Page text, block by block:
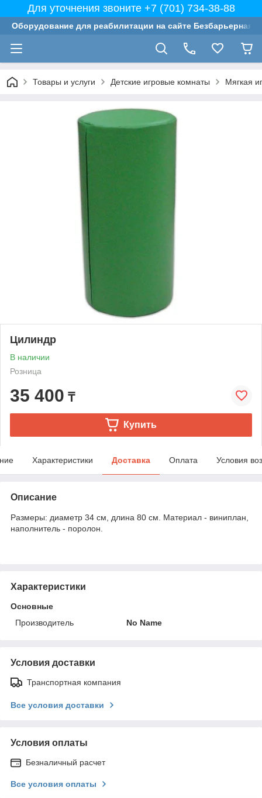
Для уточнения звоните +7 (701) 734-38-88
Оборудование для реабилитации на сайте Безбарьерная
Товары и услуги Детские игровые комнаты Мягкая
Цилиндр
В наличии
Розница
35 400 ₸
Купить
Характеристики Доставка Оплата Условия
Описание
Размеры: диаметр 34 см, длина 80 см. Материал - виниплан,
наполнитель - поролон.
Характеристики
Основные
Производитель
No Name
Условия доставки
Транспортная компания
Все условия доставки
Условия оплаты
Безналичный расчет
Все условия оплаты